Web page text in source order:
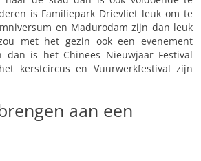
is Familiepark Drievliet leuk om te
en Madurodam zijn dan leuk
met het gezin ook een evenement
dan is het Chinees Nieuwjaar Festival
kerstcircus en Vuurwerkfestival zijn
aan een